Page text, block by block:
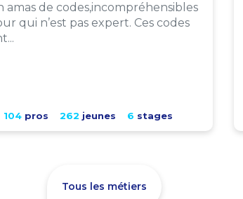
amas de codes,incompréhensibles
qui n’est pas expert. Ces codes
104pros 262 jeunes 6 stages
Tous les métiers